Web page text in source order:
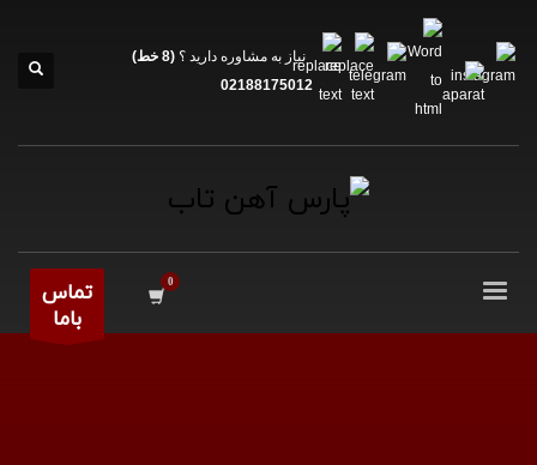
نیاز به مشاوره دارید ؟
(8 خط)
02188175012
تماس
باما